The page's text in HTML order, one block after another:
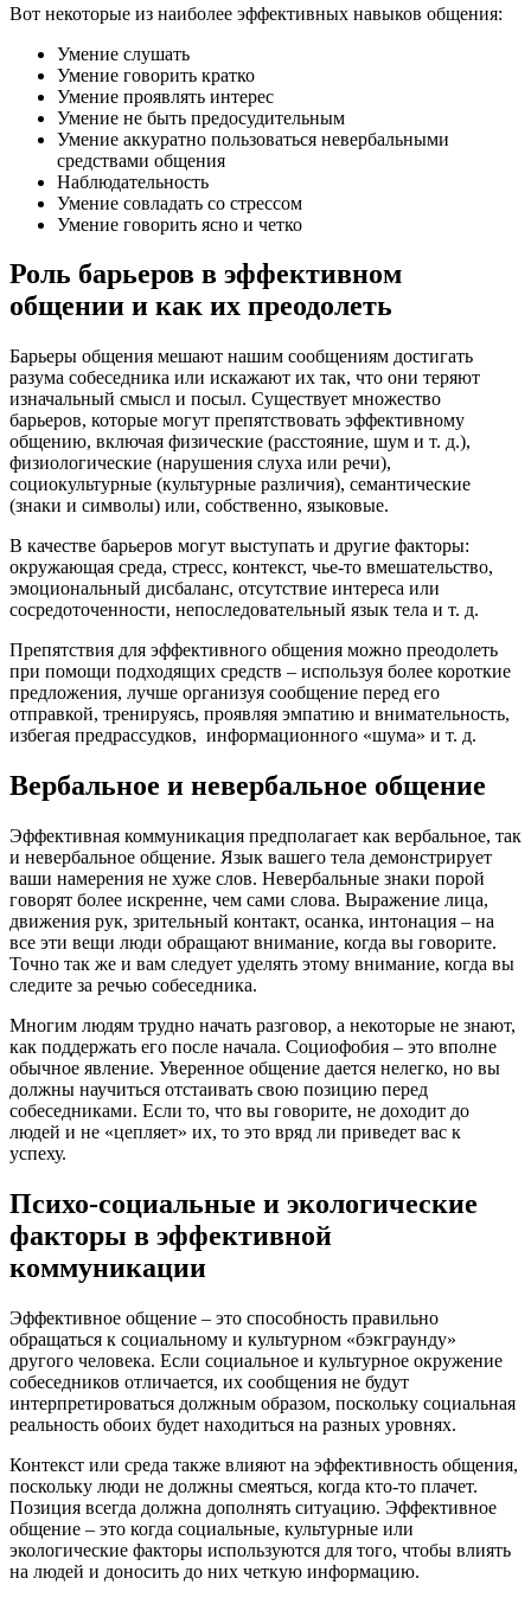
Вот некоторые из наиболее эффективных навыков общения:
Умение слушать
Умение говорить кратко
Умение проявлять интерес
Умение не быть предосудительным
Умение аккуратно пользоваться невербальными
средствами общения
Наблюдательность
Умение совладать со стрессом
Умение говорить ясно и четко
Роль барьеров в эффективном
общении и как их преодолеть
Барьеры общения мешают нашим сообщениям достигать
разума собеседника или искажают их так, что они теряют
изначальный смысл и посыл. Существует множество
барьеров, которые могут препятствовать эффективному
общению, включая физические (расстояние, шум и т. д.),
физиологические (нарушения слуха или речи),
социокультурные (культурные различия), семантические
(знаки и символы) или, собственно, языковые.
В качестве барьеров могут выступать и другие факторы:
окружающая среда, стресс, контекст, чье-то вмешательство,
эмоциональный дисбаланс, отсутствие интереса или
сосредоточенности, непоследовательный язык тела и т. д.
Препятствия для эффективного общения можно преодолеть
при помощи подходящих средств – используя более короткие
предложения, лучше организуя сообщение перед его
отправкой, тренируясь, проявляя эмпатию и внимательность,
избегая предрассудков, информационного «шума» и т. д.
Вербальное и невербальное общение
Эффективная коммуникация предполагает как вербальное, так
и невербальное общение. Язык вашего тела демонстрирует
ваши намерения не хуже слов. Невербальные знаки порой
говорят более искренне, чем сами слова. Выражение лица,
движения рук, зрительный контакт, осанка, интонация – на
все эти вещи люди обращают внимание, когда вы говорите.
Точно так же и вам следует уделять этому внимание, когда вы
следите за речью собеседника.
Многим людям трудно начать разговор, а некоторые не знают,
как поддержать его после начала. Социофобия – это вполне
обычное явление. Уверенное общение дается нелегко, но вы
должны научиться отстаивать свою позицию перед
собеседниками. Если то, что вы говорите, не доходит до
людей и не «цепляет» их, то это вряд ли приведет вас к
успеху.
Психо-социальные и экологические
факторы в эффективной
коммуникации
Эффективное общение – это способность правильно
обращаться к социальному и культурном «бэкграунду»
другого человека. Если социальное и культурное окружение
собеседников отличается, их сообщения не будут
интерпретироваться должным образом, поскольку социальная
реальность обоих будет находиться на разных уровнях.
Контекст или среда также влияют на эффективность общения,
поскольку люди не должны смеяться, когда кто-то плачет.
Позиция всегда должна дополнять ситуацию. Эффективное
общение – это когда социальные, культурные или
экологические факторы используются для того, чтобы влиять
на людей и доносить до них четкую информацию.